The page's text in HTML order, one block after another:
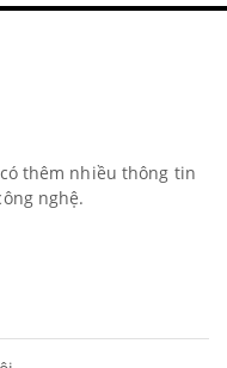
thêm nhiều thông tin
nghệ.